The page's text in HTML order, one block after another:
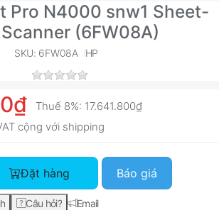
Pro N4000 snw1 Sheet-
(6FW08A)
SKU: 6FW08A HP
Thuế 8%: 17.641.800₫
cộng với shipping
Pro N4000 snw1 Sheet-feed
Đặt hàng Báo giá
Câu hỏi? Email